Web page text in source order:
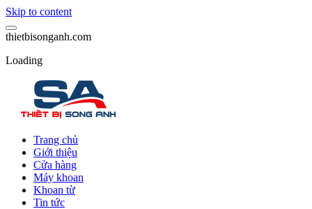
Skip to content
thietbisonganh.com
Loading
Trang chủ
Giới thiệu
Cửa hàng
Máy khoan
Khoan từ
Tin tức